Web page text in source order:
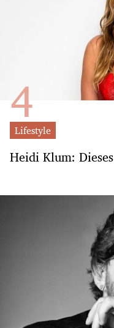
Lifestyle
Heidi Klum: